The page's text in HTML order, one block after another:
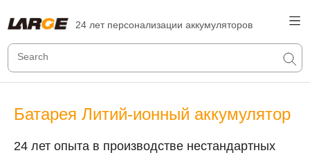
24 лет персонализации аккумуляторов
Батарея Литий-ионный аккумулятор
24 лет опыта в производстве нестандартных